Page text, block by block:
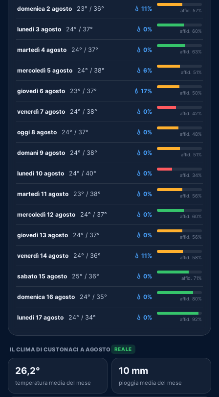
domenica 2 agosto 23° / 36° 💧 11% affid. 57%
lunedì 3 agosto 24° / 37° 💧 0% affid. 60%
martedì 4 agosto 24° / 37° 💧 0% affid. 63%
mercoledì 5 agosto 24° / 38° 💧 6% affid. 51%
giovedì 6 agosto 23° / 37° 💧 17% affid. 50%
venerdì 7 agosto 24° / 38° 💧 0% affid. 42%
oggi 8 agosto 24° / 37° 💧 0% affid. 48%
domani 9 agosto 24° / 38° 💧 0% affid. 51%
lunedì 10 agosto 24° / 40° 💧 0% affid. 34%
martedì 11 agosto 23° / 38° 💧 0% affid. 56%
mercoledì 12 agosto 24° / 37° 💧 0% affid. 60%
giovedì 13 agosto 24° / 37° 💧 0% affid. 56%
venerdì 14 agosto 24° / 36° 💧 11% affid. 58%
sabato 15 agosto 25° / 36° 💧 0% affid. 71%
domenica 16 agosto 24° / 35° 💧 0% affid. 80%
lunedì 17 agosto 24° / 34° 💧 0% affid. 92%
IL CLIMA DI CUSTONACI A AGOSTO REALE
26,2°
temperatura media del mese
10 mm
pioggia media del mese